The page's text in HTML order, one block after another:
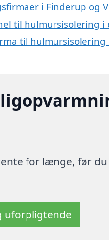
i Finderup og
til hulmursisolering
til
for længe, før
uforpligtende